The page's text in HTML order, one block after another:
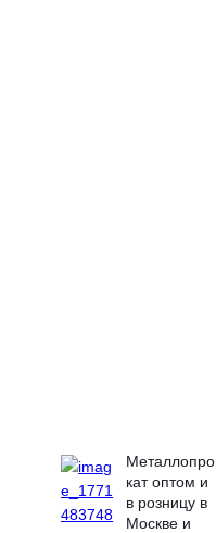
Металлопро
кат оптом и
в розницу в
Москве и